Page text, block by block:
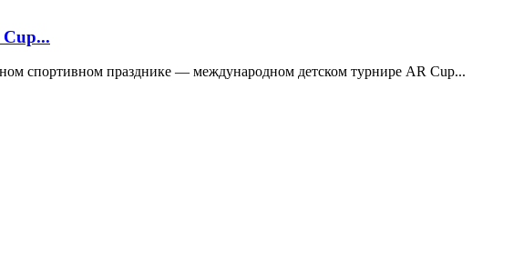
спортивном празднике — международном детском турнире AR Cup...